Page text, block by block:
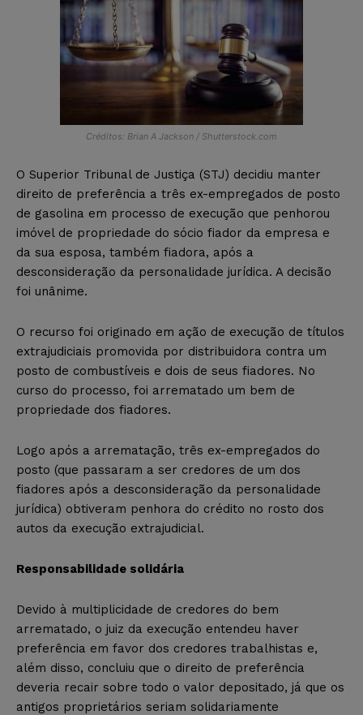
Créditos: Brian A Jackson / Shutterstock.com
O Superior Tribunal de Justiça (STJ) decidiu manter
direito de preferência a três ex-empregados de posto
de gasolina em processo de execução que penhorou
imóvel de propriedade do sócio fiador da empresa e
da sua esposa, também fiadora, após a
desconsideração da personalidade jurídica. A decisão
foi unânime.
O recurso foi originado em ação de execução de títulos
extrajudiciais promovida por distribuidora contra um
posto de combustíveis e dois de seus fiadores. No
curso do processo, foi arrematado um bem de
propriedade dos fiadores.
Logo após a arrematação, três ex-empregados do
posto (que passaram a ser credores de um dos
fiadores após a desconsideração da personalidade
jurídica) obtiveram penhora do crédito no rosto dos
autos da execução extrajudicial.
Responsabilidade solidária
Devido à multiplicidade de credores do bem
arrematado, o juiz da execução entendeu haver
preferência em favor dos credores trabalhistas e,
além disso, concluiu que o direito de preferência
deveria recair sobre todo o valor depositado, já que os
antigos proprietários seriam solidariamente